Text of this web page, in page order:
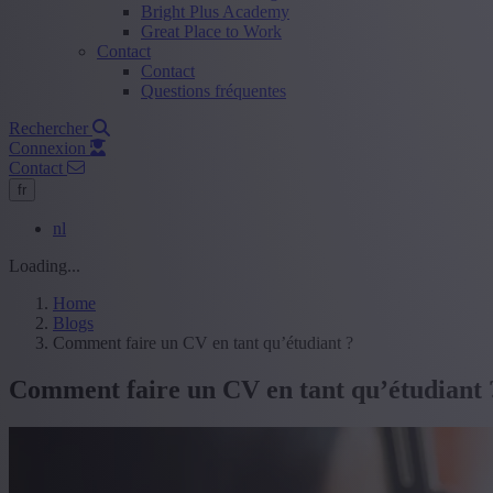
Bright Plus Academy
Great Place to Work
Contact
Contact
Questions fréquentes
Rechercher
Connexion
Contact
fr
nl
Loading...
Home
Blogs
Comment faire un CV en tant qu’étudiant ?
Comment faire un CV en tant qu’étudiant